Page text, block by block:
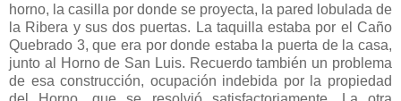
horno, la casilla por donde se proyecta, la pared lobulada de
la Ribera y sus dos puertas. La taquilla estaba por el Caño
Quebrado 3, que era por donde estaba la puerta de la casa,
junto al Horno de San Luis. Recuerdo también un problema
de esa construcción, ocupación indebida por la propiedad